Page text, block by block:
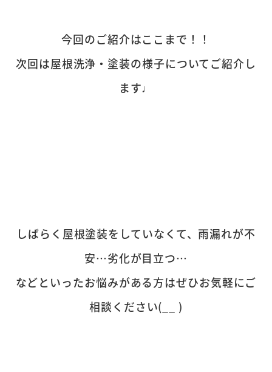
今回のご紹介はここまで！！
次回は屋根洗浄・塗装の様子についてご紹介し
ます♩
しばらく屋根塗装をしていなくて、雨漏れが不
安…劣化が目立つ…
などといったお悩みがある方はぜひお気軽にご
相談ください(__ )